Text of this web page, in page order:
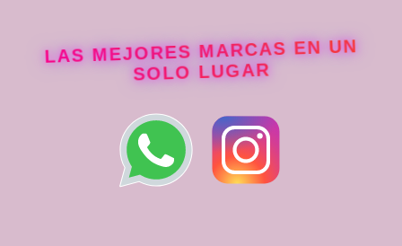
LAS MEJORES MARCAS EN UN
SOLO LUGAR